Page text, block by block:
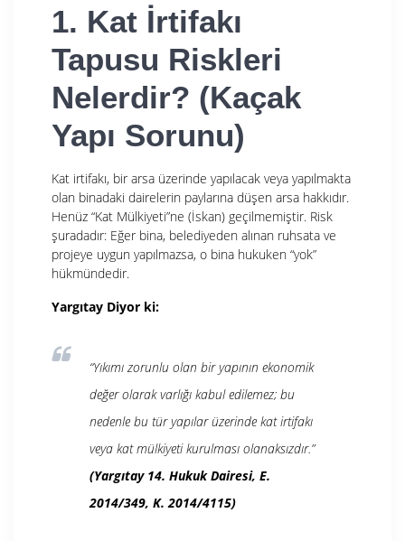
1. Kat İrtifakı
Tapusu Riskleri
Nelerdir? (Kaçak
Yapı Sorunu)
Kat irtifakı, bir arsa üzerinde yapılacak veya yapılmakta
olan binadaki dairelerin paylarına düşen arsa hakkıdır.
Henüz “Kat Mülkiyeti”ne (İskan) geçilmemiştir. Risk
şuradadır: Eğer bina, belediyeden alınan ruhsata ve
projeye uygun yapılmazsa, o bina hukuken “yok”
hükmündedir.
Yargıtay Diyor ki:
“Yıkımı zorunlu olan bir yapının ekonomik
değer olarak varlığı kabul edilemez; bu
nedenle bu tür yapılar üzerinde kat irtifakı
veya kat mülkiyeti kurulması olanaksızdır.”
(Yargıtay 14. Hukuk Dairesi, E.
2014/349, K. 2014/4115)